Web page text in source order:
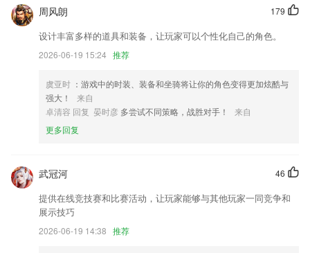
「新增」对口型 上传音频相片自动对口型
新增了物理单位电压转换计算
「视频页」增加所属专题入口，事件详情全了解；
增加用户反馈功能；
提升产品性能 优化用户体验
联系我们
改。
179
周风朗
设计丰富多样的道具和装备，让玩家可以个性化自己的角色。
2026-06-19 15:24 推荐
虞亚时 ：游戏中的时装、装备和坐骑将让你的角色变得更加炫酷与
强大！
来自
卓清容 回复 晏时彦 多尝试不同策略，战胜对手！
来自
更多回复
46
武冠河
提供在线竞技赛和比赛活动，让玩家能够与其他玩家一同竞争和
展示技巧
2026-06-19 14:38 推荐